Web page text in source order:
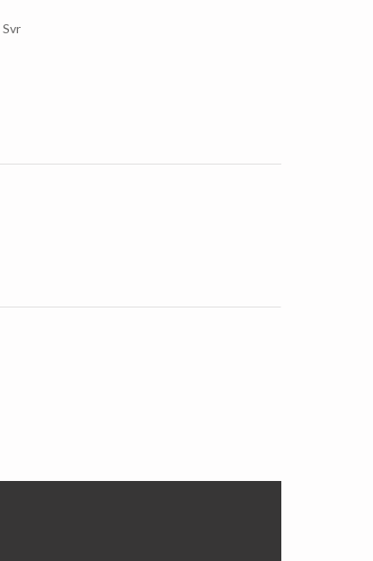
Svr